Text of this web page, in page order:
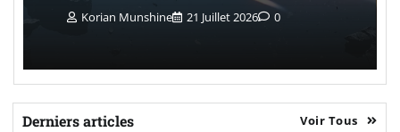
Korian Munshine 21 Juillet 2026 0
Derniers articles Voir Tous